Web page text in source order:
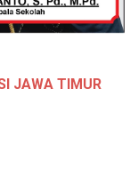
JAWA TIMUR